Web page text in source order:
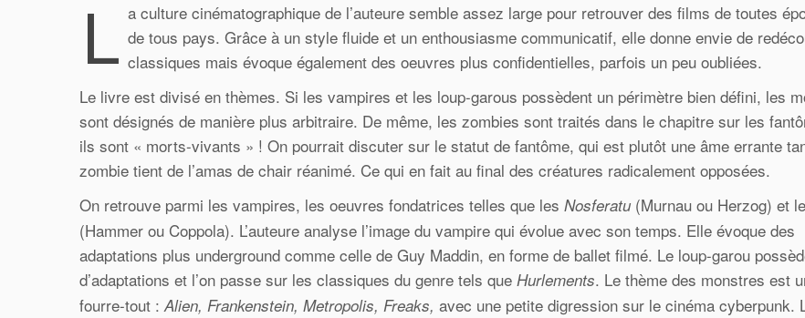
L a culture cinématographique de l’auteure semble assez large pour retrouver des films de toutes
de tous pays. Grâce à un style fluide et un enthousiasme communicatif, elle donne envie de
classiques mais évoque également des oeuvres plus confidentielles, parfois un peu oubliées.
Le livre est divisé en thèmes. Si les vampires et les loup-garous possèdent un périmètre bien défini, les
sont désignés de manière plus arbitraire. De même, les zombies sont traités dans le chapitre sur les
ils sont « morts-vivants » ! On pourrait discuter sur le statut de fantôme, qui est plutôt une âme errante
zombie tient de l’amas de chair réanimé. Ce qui en fait au final des créatures radicalement opposées.
On retrouve parmi les vampires, les oeuvres fondatrices telles que les Nosferatu (Murnau ou Herzog) et
(Hammer ou Coppola). L’auteure analyse l’image du vampire qui évolue avec son temps. Elle évoque des
adaptations plus underground comme celle de Guy Maddin, en forme de ballet filmé. Le loup-garou
d’adaptations et l’on passe sur les classiques du genre tels que Hurlements. Le thème des monstres est
fourre-tout :Alien, Frankenstein, Metropolis, Freaks, avec une petite digression sur le cinéma cyberpunk.